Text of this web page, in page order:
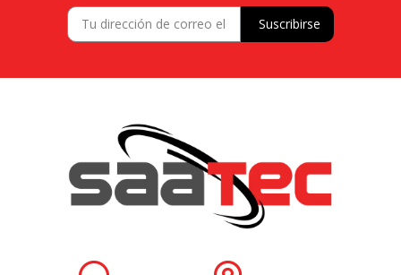
Suscribirse